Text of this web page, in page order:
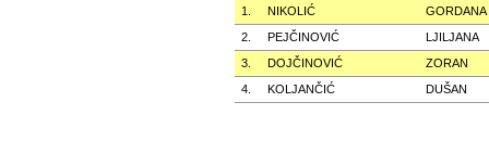
1. NIKOLIĆ
GORDANA
2.
PEJČINOVIĆ
LJILJANA
3.
DOJČINOVIĆ
ZORAN
4.
KOLJANČIĆ DUŠAN